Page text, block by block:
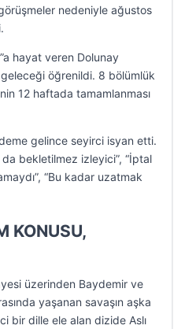
nedeniyle ağustos
hayat veren Dolunay
öğrenildi. 8 bölümlük
12 haftada tamamlanması
gelince seyirci isyan etti.
bekletilmez izleyici”, “İptal
“Bu kadar uzatmak
KONUSU,
üzerinden Baydemir ve
yaşanan savaşın aşka
bir dille ele alan dizide Aslı